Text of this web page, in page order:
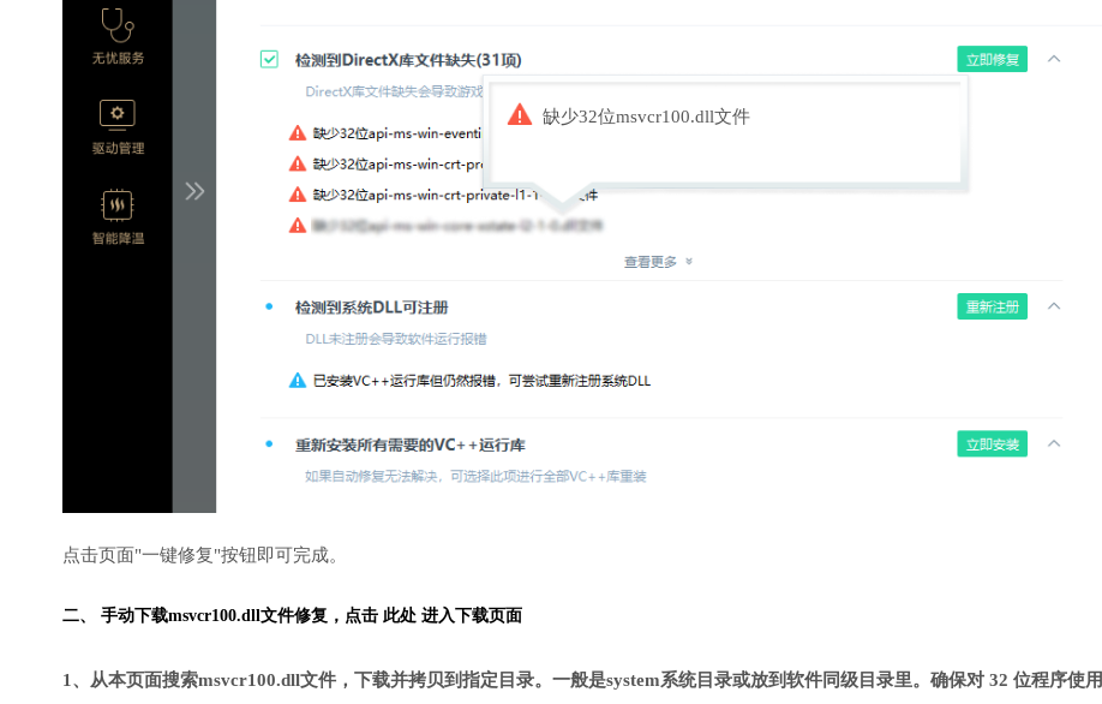
缺少32位msvcr100.dll文件
点击页面"一键修复"按钮即可完成。
二、 手动下载msvcr100.dll文件修复， 点击 此处 进入下载页面
1、从本页面搜索msvcr100.dll文件，下载并拷贝到指定目录。一般是system系统目录或放到软件同级目录里。确保对 32 位程序使用